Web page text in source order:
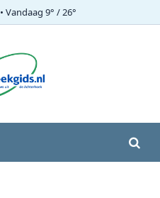
• Vandaag 9° / 26°